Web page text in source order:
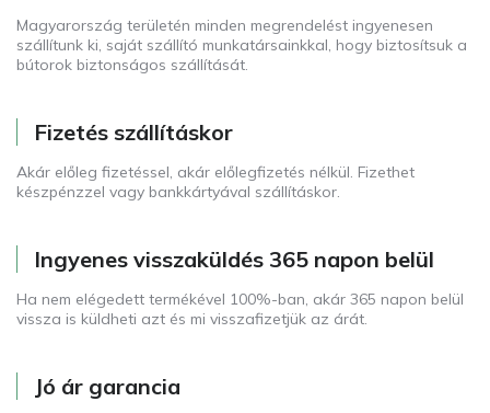
Magyarország területén minden megrendelést ingyenesen
szállítunk ki, saját szállító munkatársainkkal, hogy biztosítsuk a
bútorok biztonságos szállítását.
Fizetés szállításkor
Akár előleg fizetéssel, akár előlegfizetés nélkül. Fizethet
készpénzzel vagy bankkártyával szállításkor.
Ingyenes visszaküldés 365 napon belül
Ha nem elégedett termékével 100%-ban, akár 365 napon belül
vissza is küldheti azt és mi visszafizetjük az árát.
Jó ár garancia